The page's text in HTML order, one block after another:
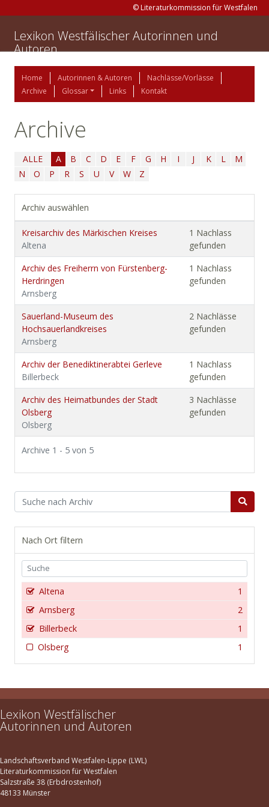
© Literaturkommission für Westfalen
Lexikon Westfälischer Autorinnen und
Autoren
Home Autorinnen & Autoren
Nachlässe/Vorlässe
Archive
Glossar Links Kontakt
Archive
ALLE A B C D E F G H I J K L
M
N
O P R S U V W Z
Archiv auswählen
Kreisarchiv des Märkischen Kreises
Altena
1 Nachlass
gefunden
Archiv des Freiherrn von Fürstenberg-
Herdringen
Arnsberg
1 Nachlass
gefunden
Sauerland-Museum des
Hochsauerlandkreises
Arnsberg
2 Nachlässe
gefunden
Archiv der Benediktinerabtei Gerleve
Billerbeck
1 Nachlass
gefunden
Archiv des Heimatbundes der Stadt
Olsberg
Olsberg
3 Nachlässe
gefunden
Archive 1 - 5 von 5
Nach Ort filtern
1
Altena
2
Arnsberg
1
Billerbeck
1
Olsberg
Lexikon Westfälischer
Autorinnen und Autoren
Landschaftsverband Westfalen-Lippe (LWL)
Literaturkommission für Westfalen
Salzstraße 38 (Erbdrostenhof)
48133 Münster